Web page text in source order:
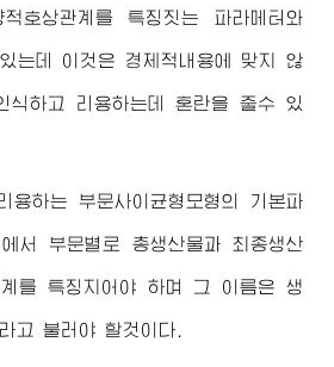
적호상관계를 특징짓는 파라메터와
는데 이것은 경제적내용에 맞지 않
식하고 리용하는데 혼란을 줄수 있
용하는 부문사이균형모형의 기본파
서 부문별로 총생산물과 최종생산
계를 특징지어야 하며 그 이름은 생
고 불러야 할것이다.